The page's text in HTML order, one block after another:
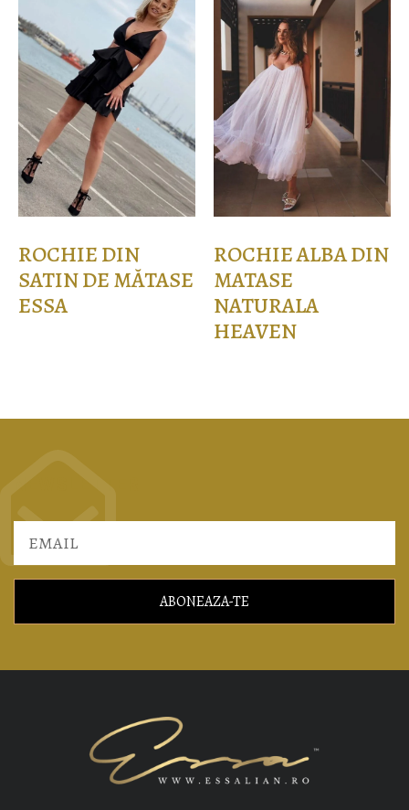
ROCHIE DIN
SATIN DE MĂTASE
ESSA
ROCHIE ALBA DIN
MATASE
NATURALA
HEAVEN
ABONEAZA-TE